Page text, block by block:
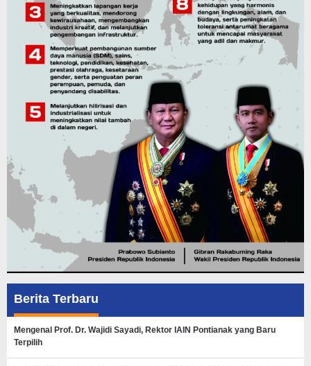
Berita Terbaru
Mengenal Prof. Dr. Wajidi Sayadi, Rektor IAIN Pontianak yang Baru
Terpilih